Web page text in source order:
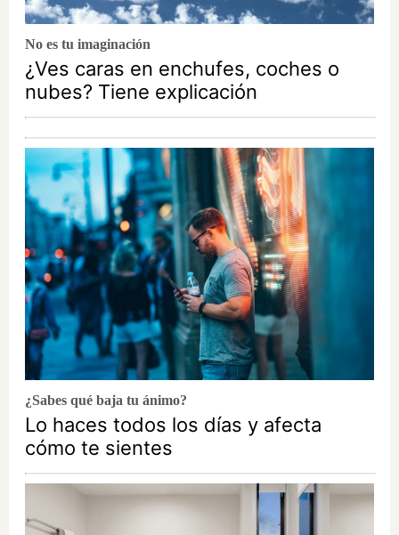
No es tu imaginación
¿Ves caras en enchufes, coches o
nubes? Tiene explicación
¿Sabes qué baja tu ánimo?
Lo haces todos los días y afecta
cómo te sientes